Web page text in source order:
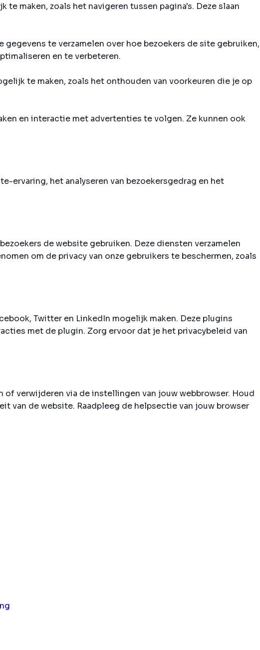
maken, zoals het navigeren tussen pagina's. Deze slaan
te verzamelen over hoe bezoekers de site gebruiken,
en te verbeteren.
te maken, zoals het onthouden van voorkeuren die je op
en interactie met advertenties te volgen. Ze kunnen ook
ervaring, het analyseren van bezoekersgedrag en het
de website gebruiken. Deze diensten verzamelen
om de privacy van onze gebruikers te beschermen, zoals
Twitter en LinkedIn mogelijk maken. Deze plugins
met de plugin. Zorg ervoor dat je het privacybeleid van
verwijderen via de instellingen van jouw webbrowser. Houd
van de website. Raadpleeg de helpsectie van jouw browser